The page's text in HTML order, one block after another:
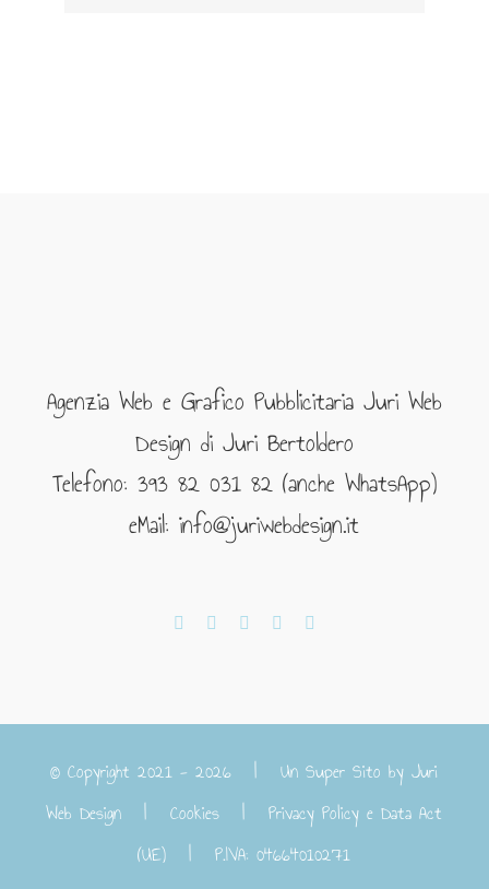
Agenzia Web e Grafico Pubblicitaria Juri Web
Design di Juri Bertoldero
Telefono: 393 82 031 82 (anche WhatsApp)
eMail: info@juriwebdesign.it
© Copyright 2021 -2026 | Un Super Sito byJuri
Web Design |Cookies |Privacy Policy e Data Act
(UE) | P.IVA: 04664010271